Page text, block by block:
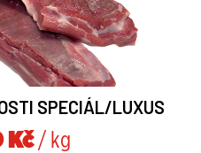
SPECIÁL/LUXUS
Kč/ kg